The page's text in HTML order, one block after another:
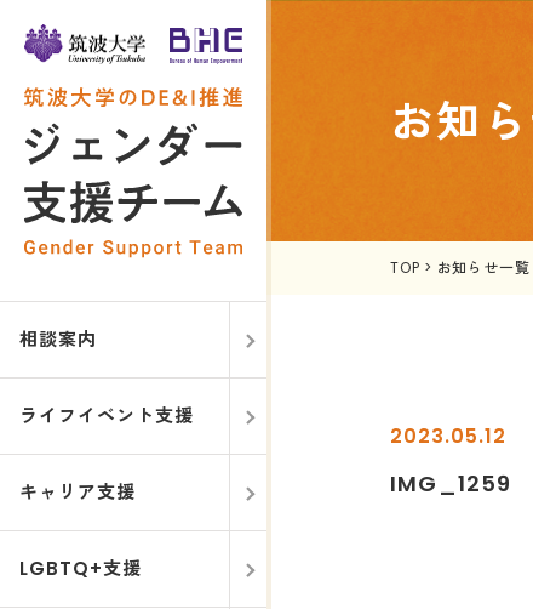
相談案内
ライフイベント支援
キャリア支援
LGBTQ+支援
お知
TOP > お知らせ一覧
2023.05.12
IMG_1259